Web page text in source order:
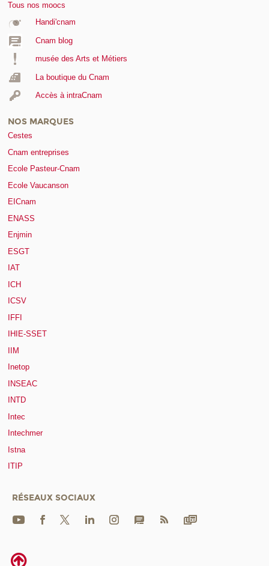
Tous nos moocs
Handi'cnam
Cnam blog
musée des Arts et Métiers
La boutique du Cnam
Accès à intraCnam
NOS MARQUES
Cestes
Cnam entreprises
Ecole Pasteur-Cnam
Ecole Vaucanson
EICnam
ENASS
Enjmin
ESGT
IAT
ICH
ICSV
IFFI
IHIE-SSET
IIM
Inetop
INSEAC
INTD
Intec
Intechmer
Istna
ITIP
RÉSEAUX SOCIAUX